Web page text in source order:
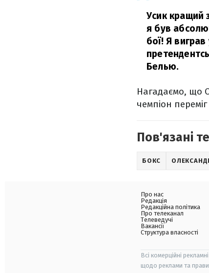
Усик кращий
я був
бої! Я
Белью.
Нагадаємо, що
чемпіон
Пов'язані
БОКС
Про нас
Редакція
Редакційна політика
Про телеканал
Телеведучі
Вакансії
Структура власності
Всі комерційні
щодо реклами та